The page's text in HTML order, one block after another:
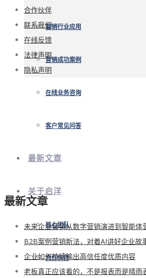
营销行业应用
营销成功案例
在线业务咨询
客户常见问答
最新文章
关于启洋
核心团队
合作伙伴
合作伙伴
联系我们
在线反馈
法律声明
隐私声明
最新文章
未来企业营销从数字营销演进到智能体
B2B案例营销新法，对着AI讲好企业故
企业如何持续输出高信任度优质内容
老板真正应该看的，不是报表而是晴雨